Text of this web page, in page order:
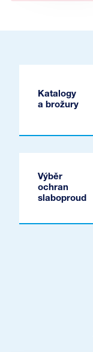
Katalogy
a brožury
Výběr
ochran
slaboproud